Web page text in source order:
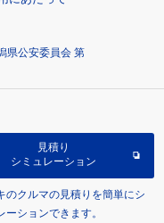
県公安委員会 第
見積り
シミュレーション
のクルマの見積りを簡単にシ
ーションできます。